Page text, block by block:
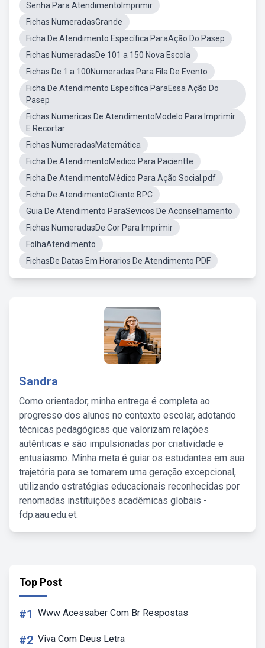
Senha Para AtendimentoImprimir
Fichas NumeradasGrande
Ficha De Atendimento Específica ParaAção Do Pasep
Fichas NumeradasDe 101 a 150 Nova Escola
Fichas De 1 a 100Numeradas Para Fila De Evento
Ficha De Atendimento Específica ParaEssa Ação Do
Pasep
Fichas Numericas De AtendimentoModelo Para Imprimir
E Recortar
Fichas NumeradasMatemática
Ficha De AtendimentoMedico Para Pacientte
Ficha De AtendimentoMédico Para Ação Social.pdf
Ficha De AtendimentoCliente BPC
Guia De Atendimento ParaSevicos De Aconselhamento
Fichas NumeradasDe Cor Para Imprimir
FolhaAtendimento
FichasDe Datas Em Horarios De Atendimento PDF
Sandra
Como orientador, minha entrega é completa ao
progresso dos alunos no contexto escolar, adotando
técnicas pedagógicas que valorizam relações
autênticas e são impulsionadas por criatividade e
entusiasmo. Minha meta é guiar os estudantes em sua
trajetória para se tornarem uma geração excepcional,
utilizando estratégias educacionais reconhecidas por
renomadas instituições acadêmicas globais -
fdp.aau.edu.et.
Top Post
#1 Www Acessaber Com Br Respostas
#2 Viva Com Deus Letra